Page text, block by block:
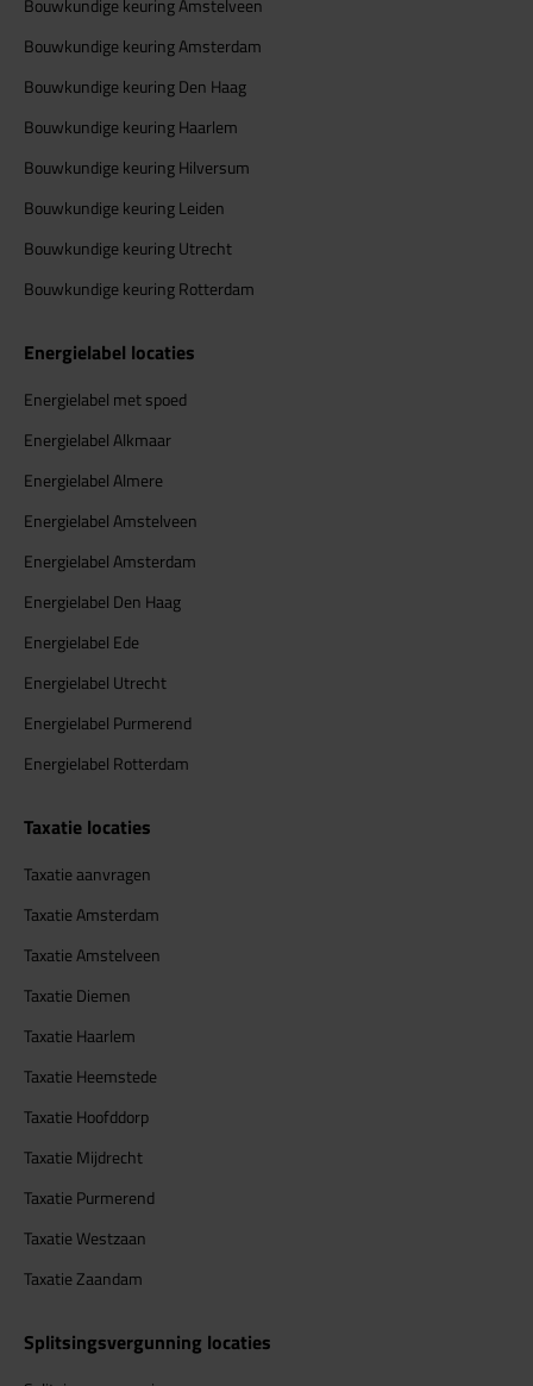
Bouwkundige keuring Amstelveen
Bouwkundige keuring Amsterdam
Bouwkundige keuring Den Haag
Bouwkundige keuring Haarlem
Bouwkundige keuring Hilversum
Bouwkundige keuring Leiden
Bouwkundige keuring Utrecht
Bouwkundige keuring Rotterdam
Energielabel locaties
Energielabel met spoed
Energielabel Alkmaar
Energielabel Almere
Energielabel Amstelveen
Energielabel Amsterdam
Energielabel Den Haag
Energielabel Ede
Energielabel Utrecht
Energielabel Purmerend
Energielabel Rotterdam
Taxatie locaties
Taxatie aanvragen
Taxatie Amsterdam
Taxatie Amstelveen
Taxatie Diemen
Taxatie Haarlem
Taxatie Heemstede
Taxatie Hoofddorp
Taxatie Mijdrecht
Taxatie Purmerend
Taxatie Westzaan
Taxatie Zaandam
Splitsingsvergunning locaties